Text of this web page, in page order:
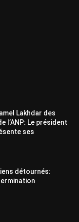
Lakhdar des
l’ANP: Le président
ses
détournés: